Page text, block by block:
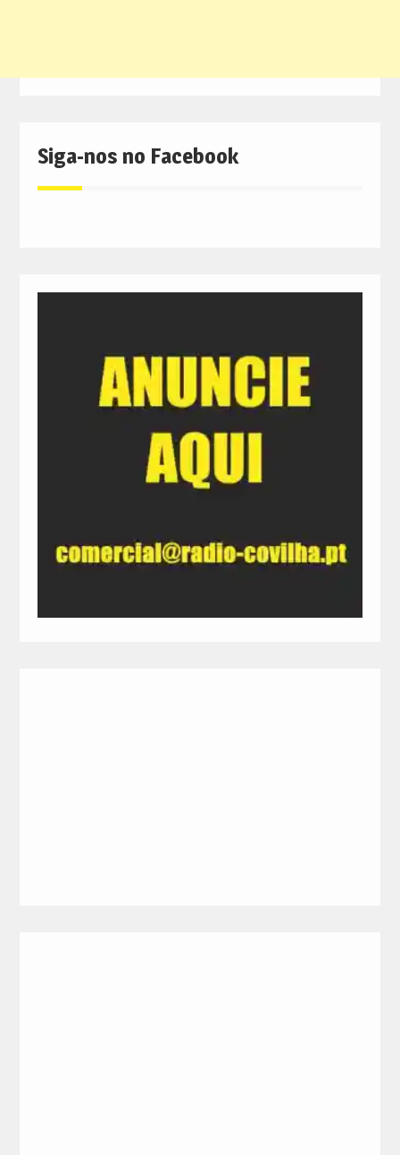
Siga-nos no Facebook